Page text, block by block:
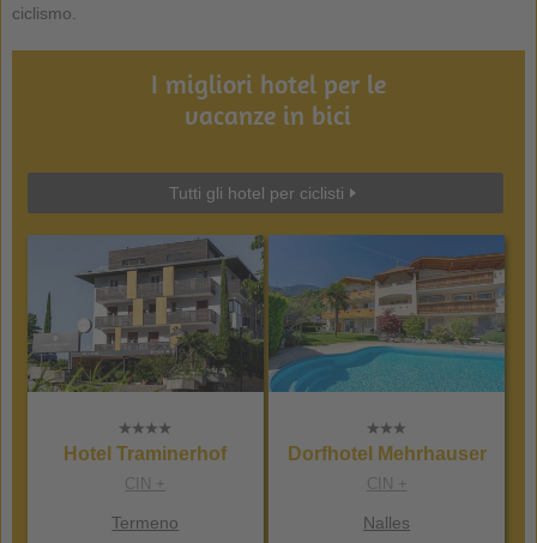
ciclismo.
I migliori hotel per le
vacanze in bici
Tutti gli hotel per ciclisti
Hotel Traminerhof
CIN +
Termeno
Dorfhotel Mehrhauser
CIN +
Nalles